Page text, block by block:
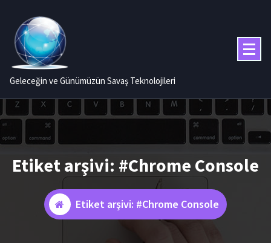
Geleceğin ve Günümüzün Savaş Teknolojileri
Etiket arşivi: #Chrome Console
Etiket arşivi: #Chrome Console